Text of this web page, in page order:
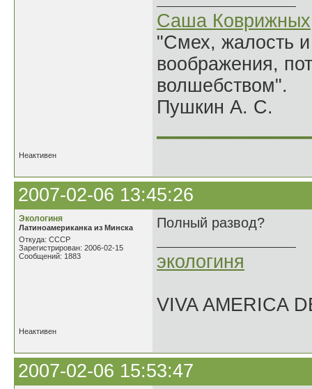
Саша Коврижных
"Смех, жалость
воображения,
волшебством".
Пушкин А. С.
Неактивен
2007-02-06 13:45:26
Экологиня
Латиноамериканка из Минска
Откуда: СССР
Зарегистрирован: 2006-02-15
Сообщений: 1883
Полный развод?
экологиня
VIVA AMERICA
Неактивен
2007-02-06 15:53:47